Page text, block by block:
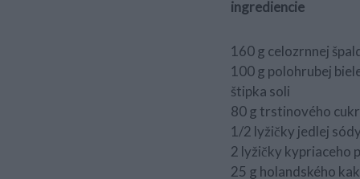
ingrediencie
160 g celozrnnej
100 g polohrubej
štipka soli
80 g trstinového
1/2 lyžičky jedlej sódy
2 lyžičky kypriaceho
25 g holandského